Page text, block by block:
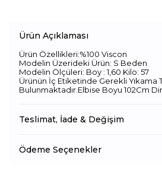
Ürün Açıklaması
Ürün Özellikleri:%100 Viscon
Modelin Üzerideki Ürün: S Beden
Modelin Ölçüleri: Boy : 1,60 Kilo: 57
Ürünün İç Etiketinde Gerekli Yıkama
Bulunmaktadır.Elbise Boyu 102Cm Dir.
Teslimat, İade & Değişim
Ödeme Seçenekler